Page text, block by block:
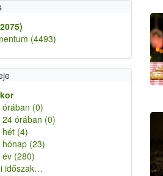
(4493)
órában (0)
24 órában (0)
hét (4)
hónap (23)
év (280)
időszak…